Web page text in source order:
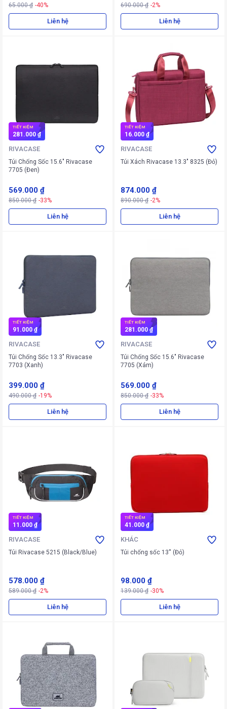
65.000 ₫ -40%
Liên hệ
690.000 ₫ -2%
Liên hệ
TIẾT KIỆM
281.000 ₫
RIVACASE
Túi Chống Sốc 15.6" Rivacase
7705 (Đen)
569.000 ₫
850.000 ₫ -33%
Liên hệ
TIẾT KIỆM
16.000 ₫
RIVACASE
Túi Xách Rivacase 13.3" 8325 (Đỏ)
874.000 ₫
890.000 ₫ -2%
Liên hệ
TIẾT KIỆM
91.000 ₫
RIVACASE
Túi Chống Sốc 13.3" Rivacase
7703 (Xanh)
399.000 ₫
490.000 ₫ -19%
Liên hệ
TIẾT KIỆM
281.000 ₫
RIVACASE
Túi Chống Sốc 15.6" Rivacase
7705 (Xám)
569.000 ₫
850.000 ₫ -33%
Liên hệ
TIẾT KIỆM
11.000 ₫
RIVACASE
Túi Rivacase 5215 (Black/Blue)
578.000 ₫
589.000 ₫ -2%
Liên hệ
TIẾT KIỆM
41.000 ₫
KHÁC
Túi chống sốc 13'' (Đỏ)
98.000 ₫
139.000 ₫ -30%
Liên hệ